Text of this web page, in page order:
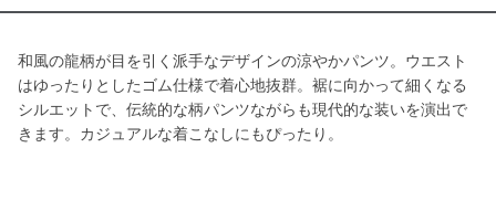
和風の龍柄が目を引く派手なデザインの涼やかパンツ。ウエスト
はゆったりとしたゴム仕様で着心地抜群。裾に向かって細くなる
シルエットで、伝統的な柄パンツながらも現代的な装いを演出で
きます。カジュアルな着こなしにもぴったり。